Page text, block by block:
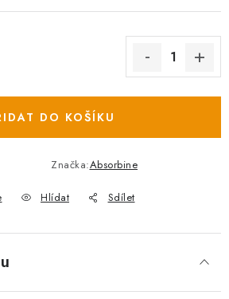
DO KOŠÍKU
Značka:Absorbine
Hlídat Sdílet